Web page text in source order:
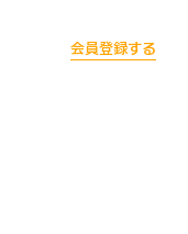
会員登録する